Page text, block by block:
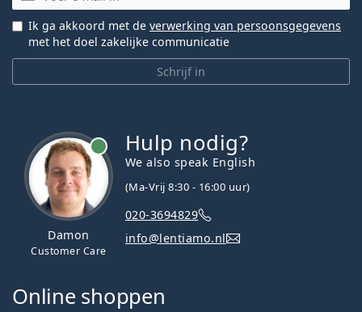
Schrijf in
Ik ga akkoord met de verwerking van persoonsgegevens
met het doel zakelijke communicatie
Damon
Customer Care
Hulp nodig?
We also speak English
(Ma-Vrij 8:30 - 16:00 uur)
020-3694829
info@lentiamo.nl
Online shoppen